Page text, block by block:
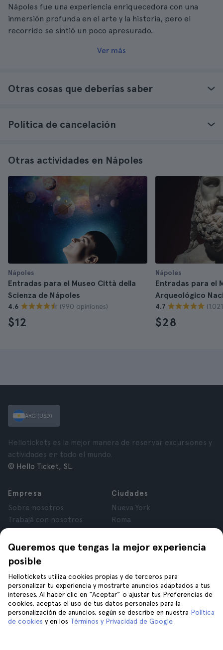
Nápoles fue una experiencia enriquecedora con una
inmersión profunda en el arte y la historia, pero el
recorrido se sintió un poco apresurado.
Ver más
Otras cosas que deberías saber
Política de cancelación
Otras actividades en Nápoles
Nápoles
Entradas para el Museo Città della
Scienza de Nápoles
4.6 (990 opiniones)
$12
Nápoles
Entradas para el
Arqueológico
4.7
$28
Queremos que tengas la mejor experiencia
posible
Hellotickets utiliza cookies propias y de terceros para
personalizar tu experiencia y mostrarte anuncios adaptados a tus
intereses. Al hacer clic en “Aceptar” o ajustar tus Preferencias de
cookies, aceptas el uso de tus datos personales para la
personalización de anuncios, según se describe en nuestra Política
de cookies y en los Términos y Privacidad de Google.
ARG (USD)
Hellotickets es la mejor manera de reservar excursiones y
actividades en todo el mundo.
© Hello Ticket, SL.
Empresa
Sobre nosotros
Trabajá con nosotros
Opiniones
Privacidad
Términos y Condiciones
Aviso Legal
Cookies
Ciudades
Nueva York
Roma
Londres
Granada
Tenerife
Ayuda
Unite a nosotros en